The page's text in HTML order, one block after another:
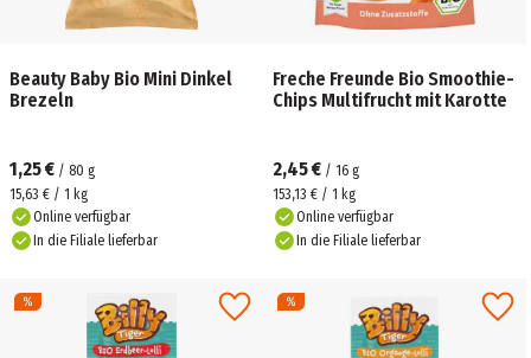
Beauty Baby Bio Mini Dinkel
Brezeln
1,25 € / 80 g
15,63 € / 1 kg
Online verfügbar
In die Filiale lieferbar
Freche Freunde Bio Smoothie-
Chips Multifrucht mit Karotte
2,45 € / 16 g
153,13 € / 1 kg
Online verfügbar
In die Filiale lieferbar